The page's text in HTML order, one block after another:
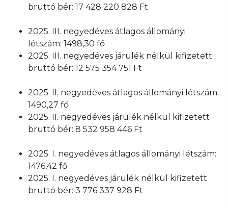
bruttó bér: 17 428 220 828 Ft
2025. III. negyedéves átlagos állományi
létszám: 1498,30 fő
2025. III. negyedéves járulék nélkül kifizetett
bruttó bér: 12 575 354 751 Ft
2025. II. negyedéves átlagos állományi létszám:
1490,27 fő
2025. II. negyedéves járulék nélkül kifizetett
bruttó bér: 8 532 958 446 Ft
2025. I. negyedéves átlagos állományi létszám:
1476,42 fő
2025. I. negyedéves járulék nélkül kifizetett
bruttó bér: 3 776 337 928 Ft